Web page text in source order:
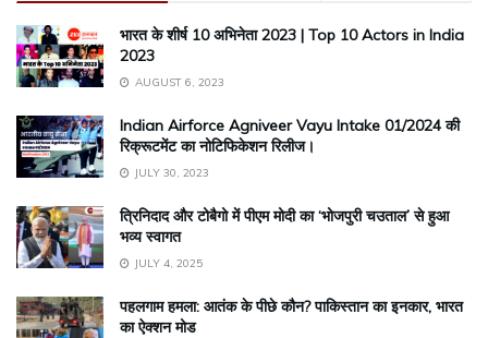
भारत के शीर्ष 10 अभिनेता 2023 | Top 10 Actors in India
2023
AUGUST 6, 2023
Indian Airforce Agniveer Vayu Intake 01/2024 की
रिक्रूटमेंट का नोटिफिकेशन रिलीज।
JULY 30, 2023
त्रिनिदाद और टोबैगो में पीएम मोदी का ‘भोजपुरी चउताल’ से हुआ
भव्य स्वागत
JULY 4, 2025
पहलगाम हमला: आतंक के पीछे कौन? पाकिस्तान का इनकार, भारत
का ऐक्शन मोड